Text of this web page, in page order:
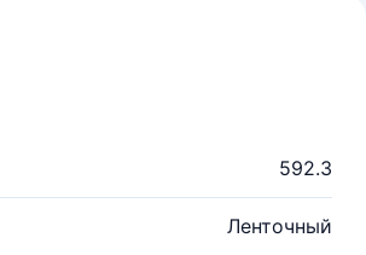
592.3
Ленточный